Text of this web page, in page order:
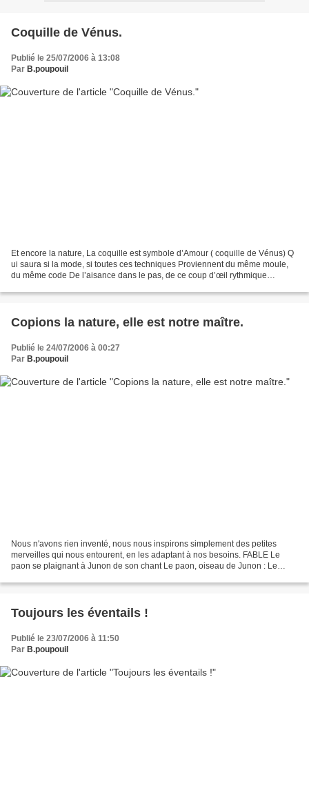
Coquille de Vénus.
Publié le 25/07/2006 à 13:08
Par B.poupouil
Et encore la nature, La coquille est symbole d’Amour ( coquille de Vénus) Q
ui saura si la mode, si toutes ces techniques Proviennent du même moule,
du même code De l’aisance dans le pas, de ce coup d’œil rythmique
Copions la nature, elle est notre maître.
Publié le 24/07/2006 à 00:27
Par B.poupouil
Nous n'avons rien inventé, nous nous inspirons simplement des petites
merveilles qui nous entourent, en les adaptant à nos besoins. FABLE Le
paon se plaignant à Junon de son chant Le paon, oiseau de Junon : Le
Toujours les éventails !
Publié le 23/07/2006 à 11:50
Par B.poupouil